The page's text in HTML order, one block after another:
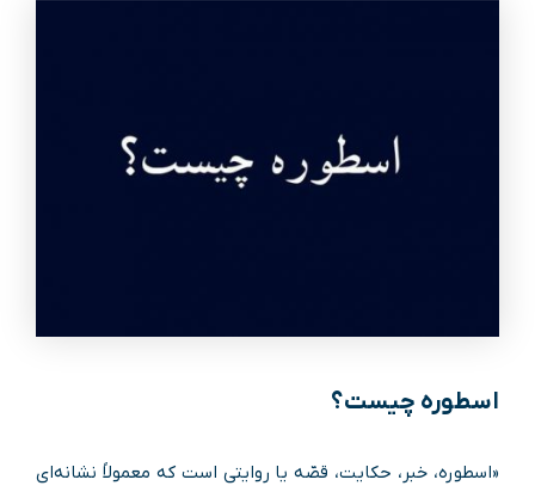
اسطوره چیست؟
«اسطوره، خبر، حکایت، قصّه یا روایتی است که معمولاً نشانه‌ای